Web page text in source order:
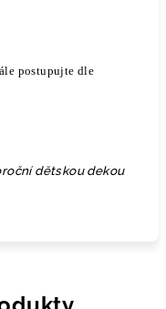
postupujte dle
dětskou dekou